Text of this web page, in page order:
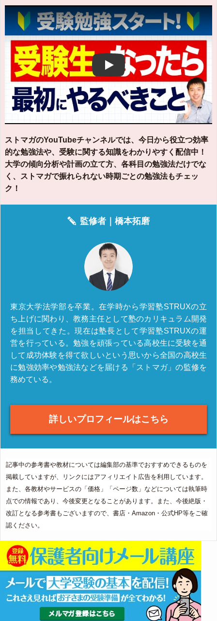
Play
ストマガのYouTubeチャンネルでは、今日から役立つ効率
的な勉強法や、受験に関する知識をわかりやすく配信中！
大学の傾向分析や計画の立て方、各科目の勉強法だけでな
く、ストマガで振れられない時期ごとの勉強法もチェッ
ク！
監修者｜橋本拓磨
東京大学法学部を卒業。在学時から学習塾STRUXの立
ち上げに関わり、教務主任として塾のカリキュラム開発
を担当してきた。現在は塾長として学習塾STRUXの運
営を行っている。勉強を頑張っている高校生に受験を通
して成功体験を得て欲しいという思いから全国の高校生
に勉強効率や勉強法などを届ける「ストマガ」の監修を
務めている。
詳しいプロフィールはこちら
記事中の参考書や教材については編集部の基準でおすすめできるものを
掲載していますが、リンクにはアフィリエイト広告を利用しています。
また、各教材やサービスの「価格」「ページ数」などについては執筆時
点での情報であり、今後変更となることがあります。また、今後絶版・
改訂となる参考書もございますので、書店・Amazon・公式HP等をご確
認ください。